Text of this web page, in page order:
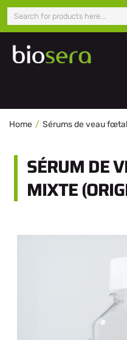
Home Sérums de veau
SÉRUM DE
MIXTE